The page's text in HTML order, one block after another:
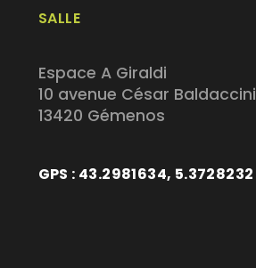
SALLE
Espace A Giraldi
10 avenue César Baldaccini
13420 Gémenos
GPS : 43.2981634, 5.3728232